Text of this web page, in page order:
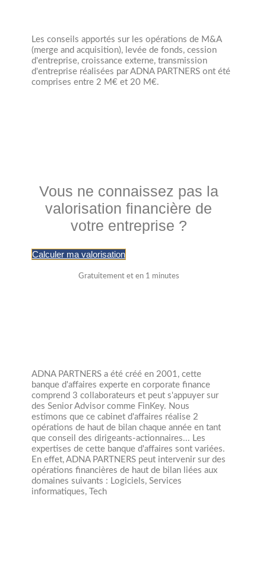
Les conseils apportés sur les opérations de M&A
(merge and acquisition), levée de fonds, cession
d'entreprise, croissance externe, transmission
d'entreprise réalisées par ADNA PARTNERS ont été
comprises entre 2 M€ et 20 M€.
Vous ne connaissez pas la
valorisation financière de
votre entreprise ?
Calculer ma valorisation
Gratuitement et en 1 minutes
ADNA PARTNERS a été créé en 2001, cette
banque d'affaires experte en corporate finance
comprend 3 collaborateurs et peut s'appuyer sur
des Senior Advisor comme FinKey. Nous
estimons que ce cabinet d'affaires réalise 2
opérations de haut de bilan chaque année en tant
que conseil des dirigeants-actionnaires... Les
expertises de cette banque d'affaires sont variées.
En effet, ADNA PARTNERS peut intervenir sur des
opérations financières de haut de bilan liées aux
domaines suivants : Logiciels, Services
informatiques, Tech